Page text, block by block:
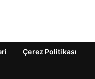
Çerez Politikası